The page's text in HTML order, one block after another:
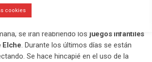
Radio-El Aperitivo
se irán reabriendo los juegos infantiles
Elche . Durante los últimos días se están
Se hace hincapié en el uso de la
cookies